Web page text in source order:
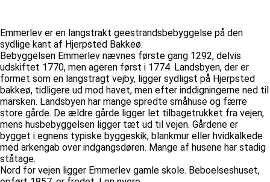
Emmerlev er en langstrakt geestrandsbebyggelse på den
sydlige kant af Hjerpsted Bakkeø.
Bebyggelsen Emmerlev nævnes første gang 1292, delvis
udskiftet 1770, men ageren først i 1774. Landsbyen, der er
formet som en langstragt vejby, ligger sydligst på Hjerpsted
bakkeø, tidligere ud mod havet, men efter inddigningerne ned til
marsken. Landsbyen har mange spredte småhuse og færre
store gårde. De ældre gårde ligger let tilbagetrukket fra vejen,
mens husbebyggelsen ligger tæt ud til vejen. Gårdene er
bygget i egnens typiske byggeskik, blankmur eller hvidkalkede
med arkengab over indgangsdøren. Mange af husene har stadig
ståtage.
Nord for vejen ligger Emmerlev gamle skole. Beboelseshuset,